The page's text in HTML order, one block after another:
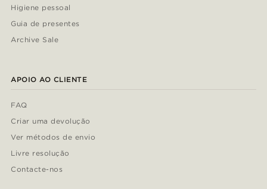
Higiene pessoal
Guia de presentes
Archive Sale
APOIO AO CLIENTE
FAQ
Criar uma devolução
Ver métodos de envio
Livre resolução
Contacte-nos